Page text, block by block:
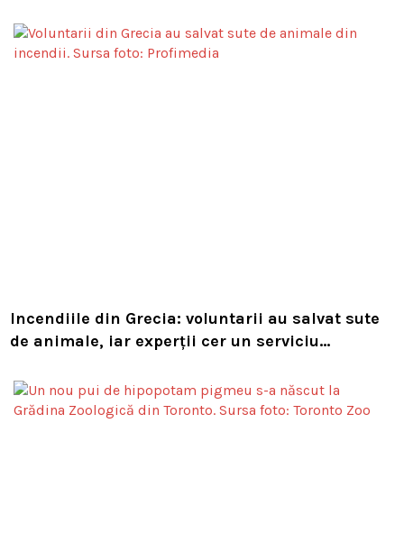
Incendiile din Grecia: voluntarii au salvat sute
de animale, iar experții cer un serviciu